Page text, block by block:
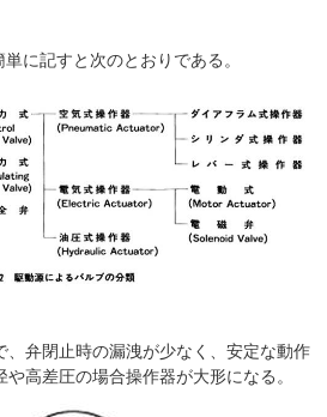
に記すと次のとおりである。
弁閉止時の漏洩が少なく、安定な動作
高差圧の場合操作器が大形になる。